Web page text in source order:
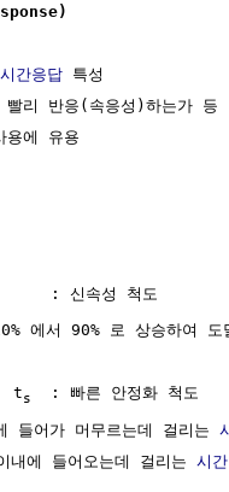
시간응답 특성
빨리 반응(속응성)하는가 등
용에 유용
: 신속성 척도
에서 90% 로 상승하여
ts
  : 빠른 안정화 척도
들어가 머무르는데 걸리는
내에 들어오는데 걸리는 시간